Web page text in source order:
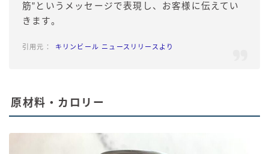
筋”というメッセージで表現し、お客様に伝えてい
きます。
キリンビール ニュースリリー ス より
原材料・カロリー